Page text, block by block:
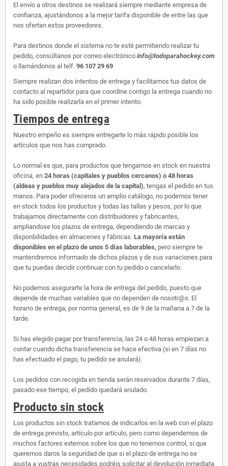
El envío a otros destinos se realizará siempre mediante empresa de
confianza, ajustándonos a la mejor tarifa disponible de entre las que
nos ofertan estos proveedores.
Para destinos donde el sistema no te esté permitiendo realizar tu
pedido, consúltanos por correo electrónico info@todoparahockey.com
o llamándonos al telf. 96 107 29 69
Siempre realizan dos intentos de entrega y facilitamos tus datos de
contacto al repartidor para que coordine contigo la entrega cuando no
ha sido posible realizarla en el primer intento.
Tiempos de entrega
Nuestro empeño es siempre entregarte lo más rápido posible los
artículos que nos has comprado.
Lo normal es que, para productos que tengamos en stock en nuestra
oficina, en 24 horas (capitales y pueblos cercanos) o 48 horas
(aldeas y pueblos muy alejados de la capital), tengas el pedido en tus
manos. Para poder ofreceros un amplio catálogo, no podemos tener
en stock todos los productos y todas las tallas y pesos, por lo que
trabajamos directamente con distribuidores y fabricantes,
ampliandose los plazos de entrega, dependiendo de marcas y
disponbilidades en almacenes y fábricas. La mayoría están
disponibles en el plazo de unos 5 días laborables, pero siempre te
mantendremos informado de dichos plazos y de sus variaciones para
que tu puedas decidir continuar con tu pedido o cancelarlo.
No podemos asegurarte la hora de entrega del pedido, puesto que
depende de muchas variables que no dependen de nosotr@s. El
horario de entrega, por norma general, es de 9 de la mañana a 7 de la
tarde.
Si has elegido pagar por transferencia, las 24 o 48 horas empiezan a
contar cuando dicha transferencia se hace efectiva (si en 7 días no
has efectuado el pago, tu pedido se anulará).
Los pedidos con recogida en tienda serán reservados durante 7 días,
pasado ese tiempo, el pedido quedará anulado.
Producto sin stock
Los productos sin stock tratamos de indicarlos en la web con el plazo
de entrega previsto, artículo por artículo, pero como dependemos de
muchos factores externos sobre los que no tenemos control, si que
queremos daros la seguridad de que si el plazo de entrega no se
ajusta a vustras necesidades podréis solicitar al devolución inmediata